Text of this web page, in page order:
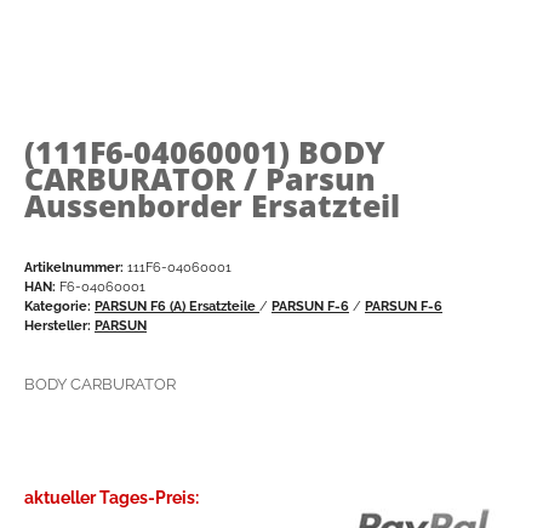
(111F6-04060001) BODY
CARBURATOR / Parsun
Aussenborder Ersatzteil
Artikelnummer: 111F6-04060001
HAN: F6-04060001
Kategorie: PARSUN F6 (A) Ersatzteile / PARSUN F-6 / PARSUN F-6
Hersteller: PARSUN
BODY CARBURATOR
aktueller Tages-Preis: